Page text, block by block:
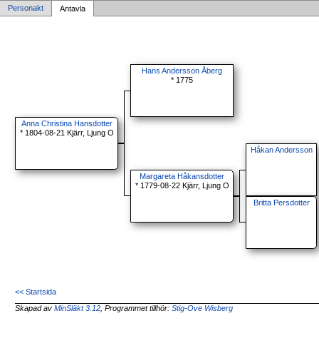
Personakt Antavla
Anna Christina Hansdotter
* 1804-08-21 Kjärr, Ljung O
Hans Andersson Åberg
* 1775
Margareta Håkansdotter
* 1779-08-22 Kjärr, Ljung O
Håkan Andersson
Britta Persdotter
<< Startsida
Skapad avMinSläkt 3.12 , Programmet tillhör:Stig-Ove Wisberg